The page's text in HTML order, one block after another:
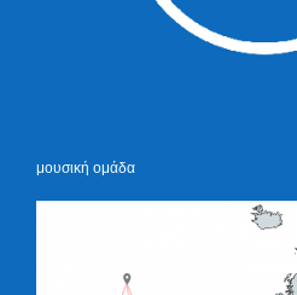
μουσική ομάδα